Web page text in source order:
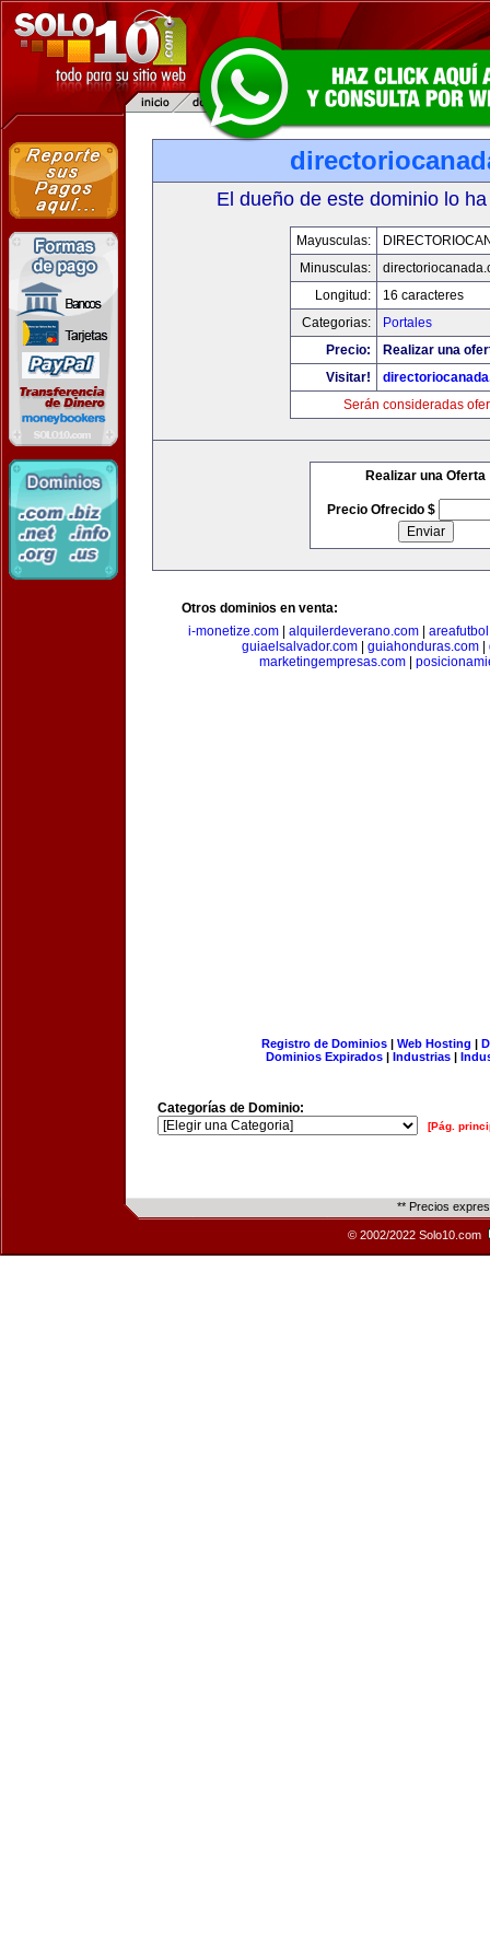
El dueño de este dominio lo
Mayusculas:
Minusculas:
Longitud:
16 caracteres
Categorias:
Portales
Precio:
Realizar una
Visitar!
Serán consideradas
Realizar una Oferta
Precio Ofrecido $
Otros dominios en venta:
i-monetize.com
alquilerdeverano.com
guiaelsalvador.com| guiahonduras.com|
marketingempresas.com
Registro de Dominios| Web Hosting |
Dominios Expirados | Industrias |
Categorías de Dominio:
[Pág.
** Precios
© 2002/2022 Solo10.com